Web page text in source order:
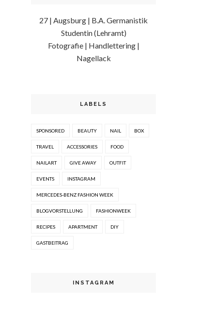
27 | Augsburg | B.A. Germanistik
Studentin (Lehramt)
Fotografie | Handlettering |
Nagellack
LABELS
SPONSORED BEAUTY NAIL BOX
TRAVEL ACCESSORIES FOOD
NAILART GIVE AWAY OUTFIT
EVENTS INSTAGRAM
MERCEDES-BENZ FASHION WEEK
BLOGVORSTELLUNG FASHIONWEEK
RECIPES APARTMENT DIY
GASTBEITRAG
INSTAGRAM